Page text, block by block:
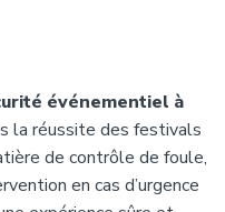
événementiel à
la réussite des festivals
de contrôle de foule,
en cas d’urgence